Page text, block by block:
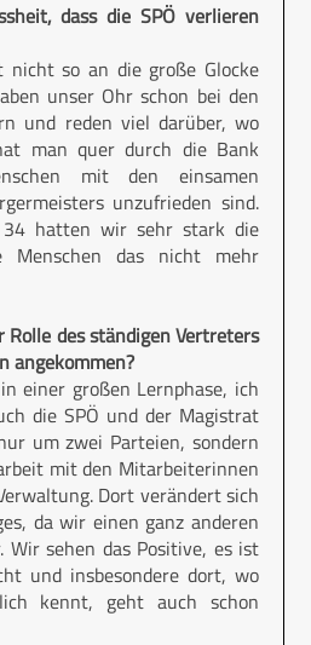
dass die SPÖ verlieren
so an die große Glocke
unser Ohr schon bei den
und reden viel darüber, wo
man quer durch die Bank
mit den einsamen
unzufrieden sind.
hatten wir sehr stark die
Menschen das nicht mehr
Rolle des ständigen Vertreters
angekommen?
einer großen Lernphase, ich
die SPÖ und der Magistrat
um zwei Parteien, sondern
mit den Mitarbeiterinnen
Dort verändert sich
da wir einen ganz anderen
Wir sehen das Positive, es ist
und insbesondere dort, wo
kennt, geht auch schon